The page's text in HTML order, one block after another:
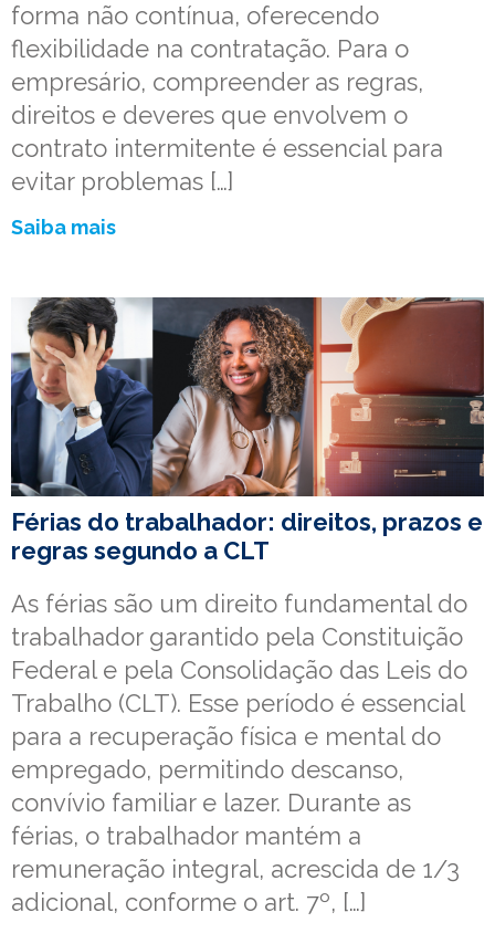
forma não contínua, oferecendo
flexibilidade na contratação. Para o
empresário, compreender as regras,
direitos e deveres que envolvem o
contrato intermitente é essencial para
evitar problemas […]
Saiba mais
Férias do trabalhador: direitos, prazos e
regras segundo a CLT
As férias são um direito fundamental do
trabalhador garantido pela Constituição
Federal e pela Consolidação das Leis do
Trabalho (CLT). Esse período é essencial
para a recuperação física e mental do
empregado, permitindo descanso,
convívio familiar e lazer. Durante as
férias, o trabalhador mantém a
remuneração integral, acrescida de 1/3
adicional, conforme o art. 7º, […]